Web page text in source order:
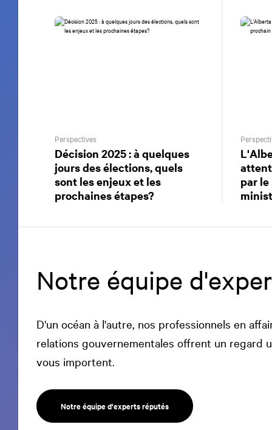
Perspectives
Décision 2025 : à quelques
jours des élections, quels
sont les enjeux et les
prochaines étapes?
par
Notre équipe
D'un océan à l'autre, nos professionnels en
relations gouvernementales offrent un regard
vous importent.
Notre équipe d'experts réputés